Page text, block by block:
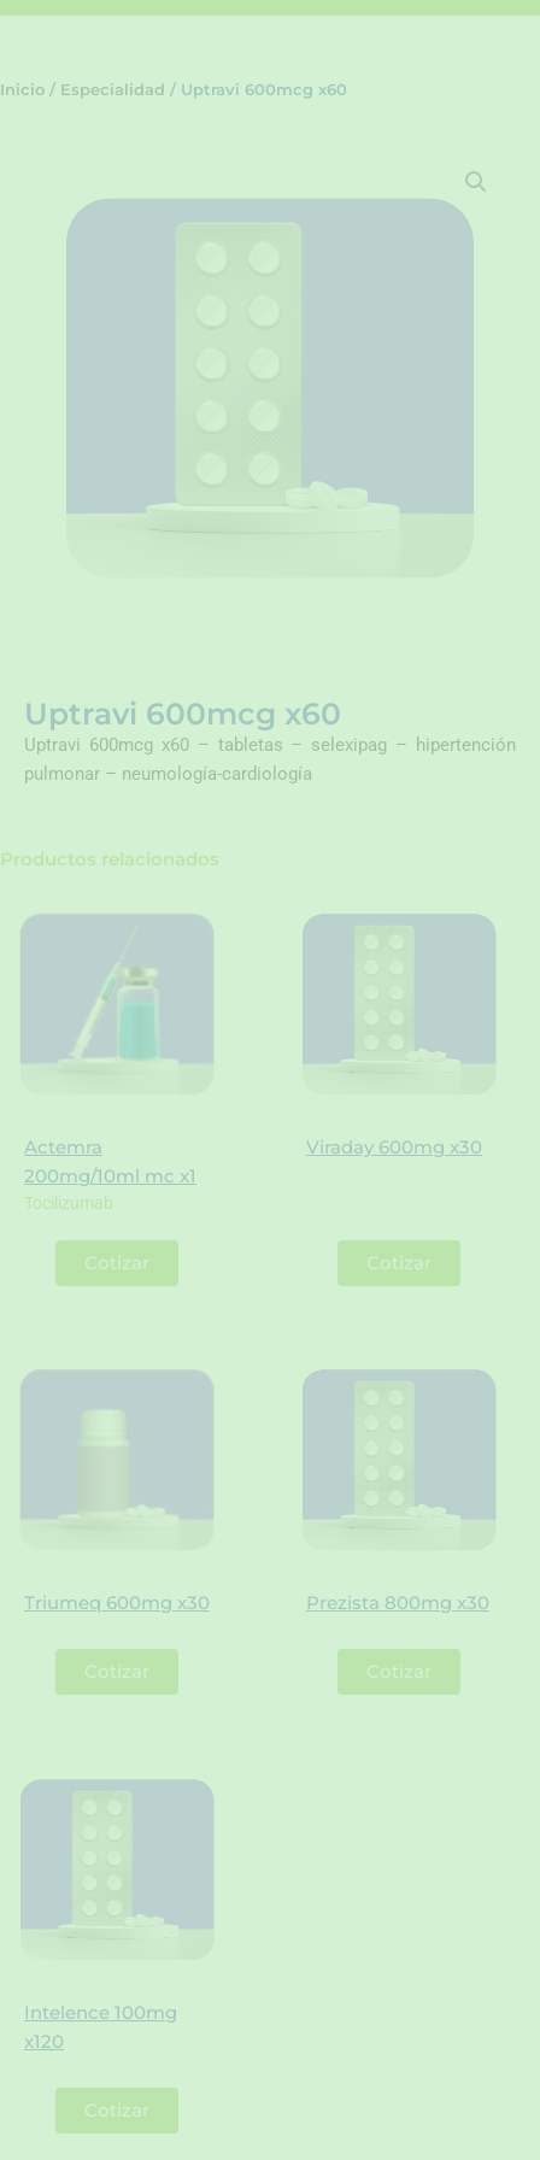
Inicio / Especialidad / Uptravi 600mcg x60
Uptravi 600mcg x60
Uptravi 600mcg x60 – tabletas – selexipag – hipertención
pulmonar – neumología-cardiología
Productos relacionados
Actemra
200mg/10ml mc x1
Tocilizumab
Cotizar
Viraday 600mg x30
Cotizar
Triumeq 600mg x30
Cotizar
Prezista 800mg x30
Cotizar
Intelence 100mg
x120
Cotizar